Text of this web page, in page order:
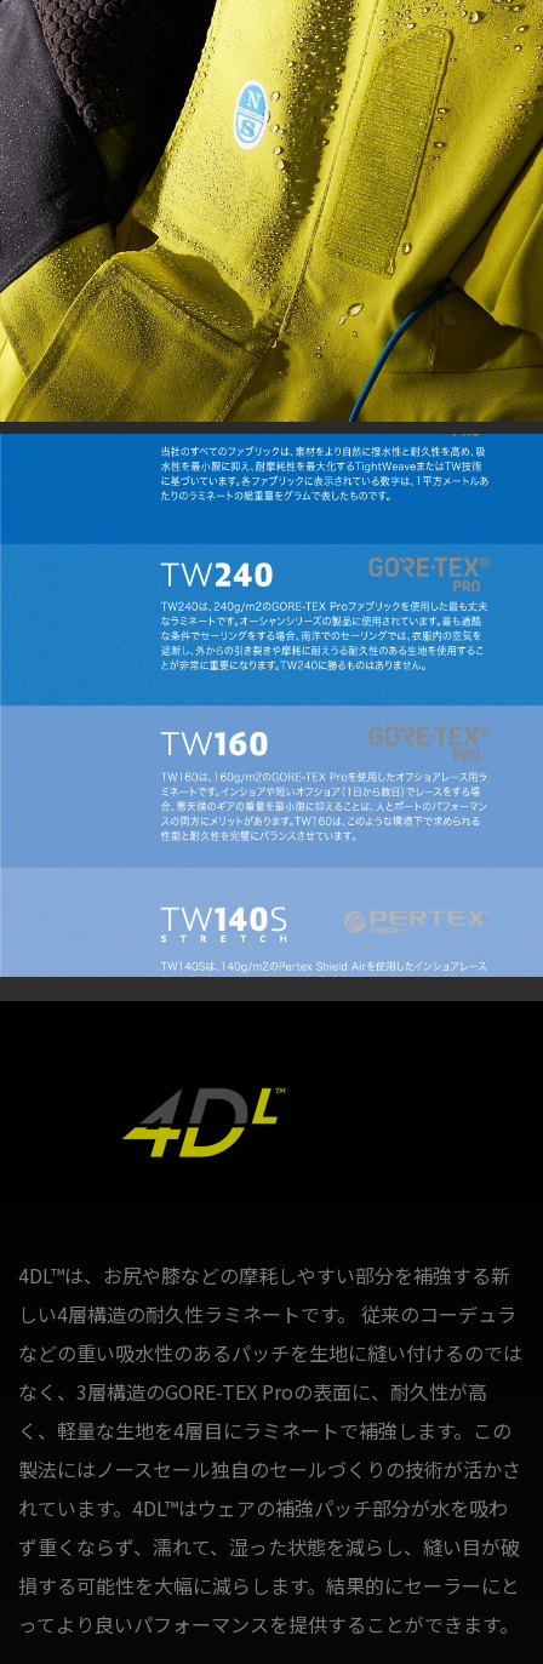
4DL™は、お尻や膝などの摩耗しやすい部分を補強する新
しい4層構造の耐久性ラミネートです。 従来のコーデュラ
などの重い吸水性のあるパッチを生地に縫い付けるのでは
なく、3層構造のGORE-TEX Proの表面に、耐久性が高
く、軽量な生地を4層目にラミネートで補強します。この
製法にはノースセール独自のセールづくりの技術が活かさ
れています。4DL™はウェアの補強パッチ部分が水を吸わ
ず重くならず、濡れて、湿った状態を減らし、縫い目が破
損する可能性を大幅に減らします。結果的にセーラーにと
ってより良いパフォーマンスを提供することができます。